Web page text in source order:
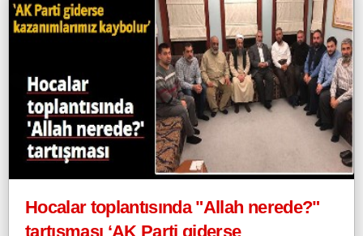
Hocalar toplantısında "Allah nerede?"
tartışması ‘AK Parti giderse